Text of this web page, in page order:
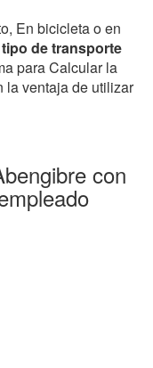
En bicicleta o en
tipo de transporte
para Calcular la
la ventaja de utilizar
con